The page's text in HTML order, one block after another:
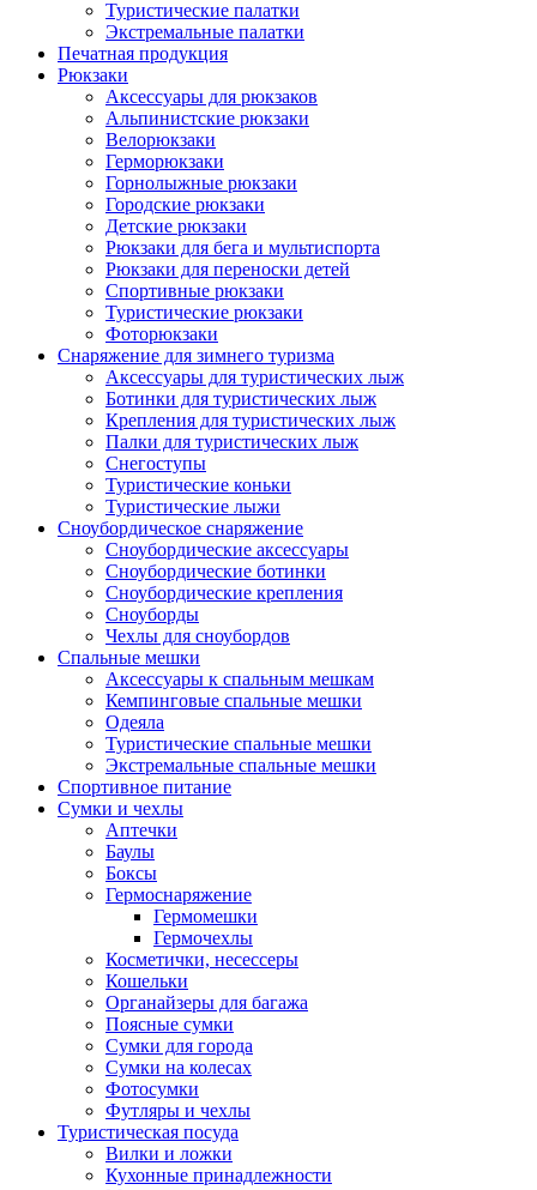
Туристические палатки
Экстремальные палатки
Печатная продукция
Рюкзаки
Аксессуары для рюкзаков
Альпинистские рюкзаки
Велорюкзаки
Герморюкзаки
Горнолыжные рюкзаки
Городские рюкзаки
Детские рюкзаки
Рюкзаки для бега и мультиспорта
Рюкзаки для переноски детей
Спортивные рюкзаки
Туристические рюкзаки
Фоторюкзаки
Снаряжение для зимнего туризма
Аксессуары для туристических лыж
Ботинки для туристических лыж
Крепления для туристических лыж
Палки для туристических лыж
Снегоступы
Туристические коньки
Туристические лыжи
Сноубордическое снаряжение
Сноубордические аксессуары
Сноубордические ботинки
Сноубордические крепления
Сноуборды
Чехлы для сноубордов
Спальные мешки
Аксессуары к спальным мешкам
Кемпинговые спальные мешки
Одеяла
Туристические спальные мешки
Экстремальные спальные мешки
Спортивное питание
Сумки и чехлы
Аптечки
Баулы
Боксы
Гермоснаряжение
Гермомешки
Гермочехлы
Косметички, несессеры
Кошельки
Органайзеры для багажа
Поясные сумки
Сумки для города
Сумки на колесах
Фотосумки
Футляры и чехлы
Туристическая посуда
Вилки и ложки
Кухонные принадлежности